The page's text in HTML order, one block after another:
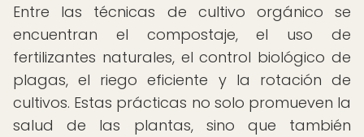
Entre las técnicas de cultivo orgánico se
encuentran el compostaje, el uso de
fertilizantes naturales, el control biológico de
plagas, el riego eficiente y la rotación de
cultivos. Estas prácticas no solo promueven la
salud de las plantas, sino que también